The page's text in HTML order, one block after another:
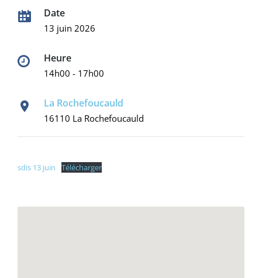
Date
13 juin 2026
Heure
14h00 - 17h00
La Rochefoucauld
16110 La Rochefoucauld
sdis 13 juin Télécharger